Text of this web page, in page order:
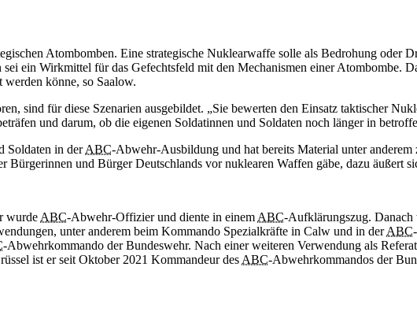
Atombomben. Eine strategische Nuklearwaffe solle als Bedrohung oder
ein Wirkmittel für das Gefechtsfeld mit den Mechanismen einer Atombombe.
könne, so Saalow.
sind für diese Szenarien ausgebildet. „Sie bewerten den Einsatz taktischer
und darum, ob die eigenen Soldatinnen und Soldaten noch länger in
Soldaten in derABC-Abwehr-Ausbildung und hat bereits Material unter
und Bürger Deutschlands vor nuklearen Waffen gäbe, dazu äußert
wurde ABC-Abwehr-Offizier und diente in einem ABC-Aufklärungszug.
unter anderem beim Kommando Spezialkräfte in Calw und in derABC
-Abwehrkommando der Bundeswehr. Nach einer weiteren Verwendung als
ist er seit Oktober 2021 Kommandeur des ABC-Abwehrkommandos der